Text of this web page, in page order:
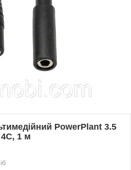
PowerPlant 3.5
1 м